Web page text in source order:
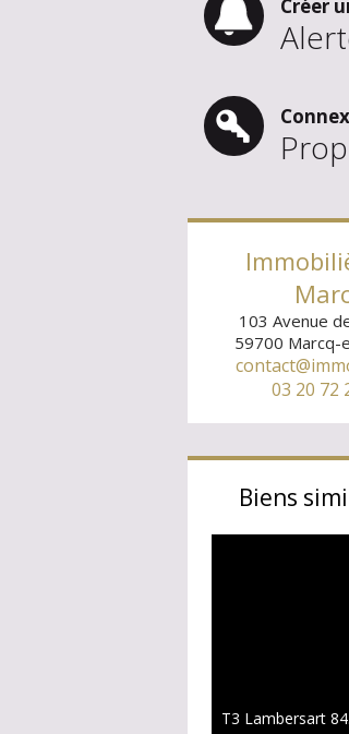
Créer
103 Avenue
59700 Marcq-
03 20 72
Biens
T3 Lambersart